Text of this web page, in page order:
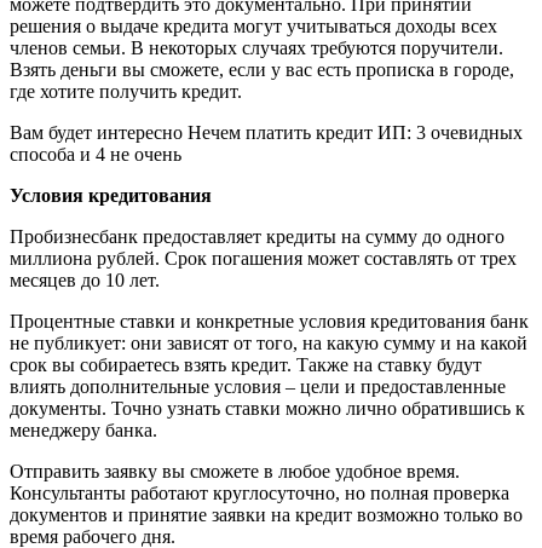
решения о выдаче кредита могут учитываться доходы всех
членов семьи. В некоторых случаях требуются поручители.
Взять деньги вы сможете, если у вас есть прописка в городе,
где хотите получить кредит.
Вам будет интересно Нечем платить кредит ИП: 3 очевидных
способа и 4 не очень
Условия кредитования
Пробизнесбанк предоставляет кредиты на сумму до одного
миллиона рублей. Срок погашения может составлять от трех
месяцев до 10 лет.
Процентные ставки и конкретные условия кредитования банк
не публикует: они зависят от того, на какую сумму и на какой
срок вы собираетесь взять кредит. Также на ставку будут
влиять дополнительные условия – цели и предоставленные
документы. Точно узнать ставки можно лично обратившись к
менеджеру банка.
Отправить заявку вы сможете в любое удобное время.
Консультанты работают круглосуточно, но полная проверка
документов и принятие заявки на кредит возможно только во
время рабочего дня.